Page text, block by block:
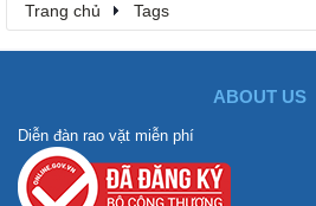
Trang chủ Tags
ABOUT US
Diễn đàn rao vặt miễn phí